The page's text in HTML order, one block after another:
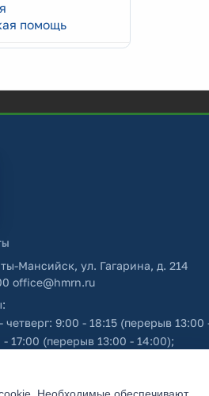
помощь
Мансийск, ул. Гагарина, д. 214
office@hmrn.ru
четверг: 9:00 - 18:15 (перерыв 13:00
17:00 (перерыв 13:00 - 14:00);